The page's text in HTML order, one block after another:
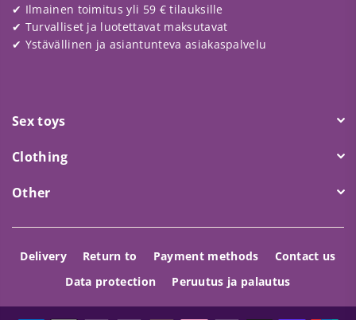
✔ Ilmainen toimitus yli 59 € tilauksille
✔ Turvalliset ja luotettavat maksutavat
✔ Ystävällinen ja asiantunteva asiakaspalvelu
Sex toys
Clothing
Other
Delivery Return to Payment methods
Contact us
Data protection
Peruutus ja palautus